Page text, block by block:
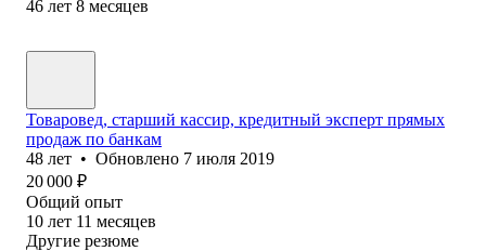
46 лет 8 месяцев
Товаровед, старший кассир, кредитный эксперт прямых
продаж по банкам
48 лет • Обновлено 7 июля 2019
20 000 ₽
Общий опыт
10 лет 11 месяцев
Другие резюме